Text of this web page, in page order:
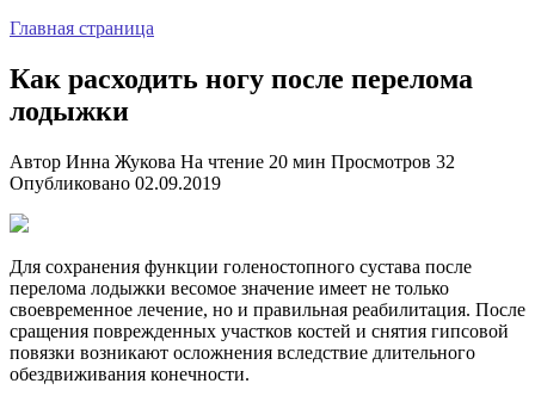
Главная страница
Как расходить ногу после перелома
лодыжки
Автор Инна Жукова На чтение 20 мин Просмотров 32
Опубликовано 02.09.2019
Для сохранения функции голеностопного сустава после
перелома лодыжки весомое значение имеет не только
своевременное лечение, но и правильная реабилитация. После
сращения поврежденных участков костей и снятия гипсовой
повязки возникают осложнения вследствие длительного
обездвиживания конечности.